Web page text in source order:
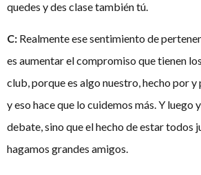
quedes y des clase también tú.
C: Realmente ese sentimiento de
es aumentar el compromiso que tienen
club, porque es algo nuestro, hecho por y
y eso hace que lo cuidemos más. Y luego
debate, sino que el hecho de estar todos
hagamos grandes amigos.